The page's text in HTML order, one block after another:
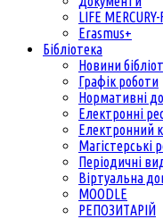
LIFE MERCURY-
Erasmus+
Бібліотека
Новини
Графік роботи
Нормативні
Електронні
Електронний
Магістерські
Періодичні
Віртуальна
MOODLE
РЕПОЗИТАРІЙ